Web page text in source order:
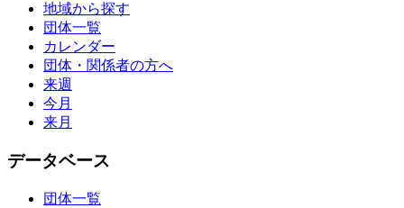
地域から探す
団体一覧
カレンダー
団体・関係者の方へ
来週
今月
来月
データベース
団体一覧